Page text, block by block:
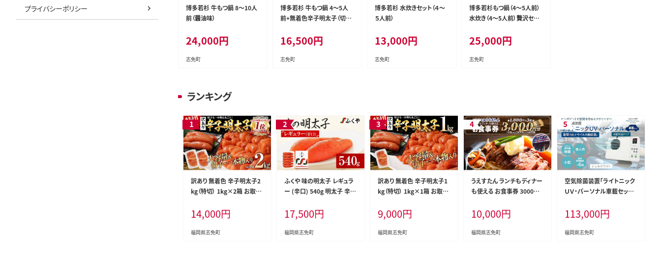
プライバシーポリシー
博多若杉 牛もつ鍋 8～10人
前（醤油味）
24,000円
志免町
博多若杉 牛もつ鍋 4～5人
前+無着色辛子明太子（切れ
16,500円
志免町
博多若杉 水炊きセット（４～
５人前）
13,000円
志免町
博多若杉もつ鍋（4～5人前）
水炊き（4～5人前）贅沢セッ
25,000円
志免町
ランキング
訳あり 無着色 辛子明太子2
kg（特切） 1kg×2箱 お取り
あり 切れ子 切子 めんたいこ
お取り寄せグルメ 博多 福岡
お土産 ギフト 海鮮 業務用
14,000円
福岡県志免町
ふくや 味の明太子 レギュラ
ー (辛口) 540g 明太子 辛子
送料無料
17,500円
福岡県志免町
訳あり 無着色 辛子明太子1
kg（特切） 1kg×1箱 お取り
あり 切れ子 切子 めんたいこ
お取り寄せグルメ 博多 福岡
お土産 ギフト 海鮮 業務用
9,000円
福岡県志免町
うえすたん ランチもディナー
も使える お食事券 3000円
券 納税 支援品 返礼品 支援
返礼 お礼の品 チケット 券
お食事券 食事券 ディナー
10,000円
福岡県志免町
空気除菌装置「ライトニック
ＵＶ・パーソナル車載セット」
小型 コンパクト 卓上 除菌
ウイルス 対策 脱臭 PM2.5
花粉 日本製 オフィス デスク
113,000円
福岡県志免町